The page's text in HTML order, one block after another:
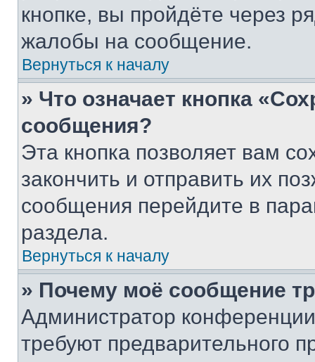
кнопке, вы пройдёте через
жалобы на сообщение.
Вернуться к началу
» Что означает кнопка
сообщения?
Эта кнопка позволяет вам
закончить и отправить их
сообщения перейдите в
раздела.
Вернуться к началу
» Почему моё сообщение
Администратор
требуют предварительного